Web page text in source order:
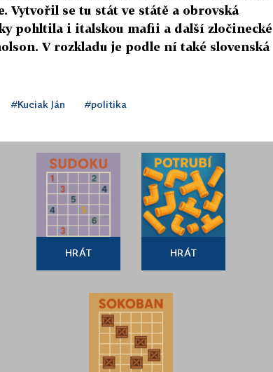
se tu stát ve státě a obrovská
pohltila i italskou mafii a další zločinecké
V rozkladu je podle ní také slovenská
#Kuciak Ján #politika
HRÁT HRÁT